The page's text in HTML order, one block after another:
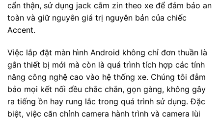
cẩn thận, sử dụng jack cắm zin theo xe để đảm bảo an
toàn và giữ nguyên giá trị nguyên bản của chiếc
Accent.
Việc lắp đặt màn hình Android không chỉ đơn thuần là
gắn thiết bị mới mà còn là quá trình tích hợp các tính
năng công nghệ cao vào hệ thống xe. Chúng tôi đảm
bảo mọi kết nối đều chắc chắn, gọn gàng, không gây
ra tiếng ồn hay rung lắc trong quá trình sử dụng. Đặc
biệt, việc căn chỉnh camera hành trình và camera lùi